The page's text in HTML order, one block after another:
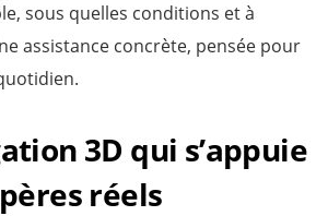
sous quelles conditions et à
assistance concrète, pensée pour
3D qui s’appuie
réels